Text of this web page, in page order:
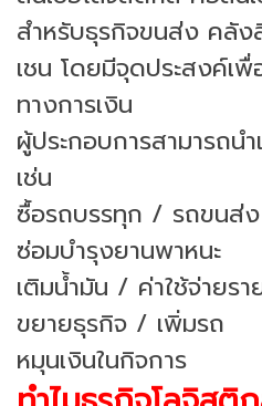
สำหรับธุรกิจขนส่ง คลั
เชน โดยมีจุดประสงค์เ
ทางการเงิน
ผู้ประกอบการสามารถน
เช่น
ซื้อรถบรรทุก / รถขนส่ง
ซ่อมบำรุงยานพาหนะ
เติมน้ำมัน / ค่าใช้จ่ายรา
ขยายธุรกิจ / เพิ่มรถ
หมุนเงินในกิจการ